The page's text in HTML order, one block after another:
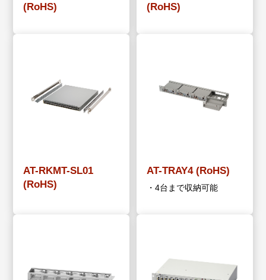
(RoHS)
(RoHS)
AT-RKMT-SL01
(RoHS)
AT-TRAY4 (RoHS)
・4台まで収納可能